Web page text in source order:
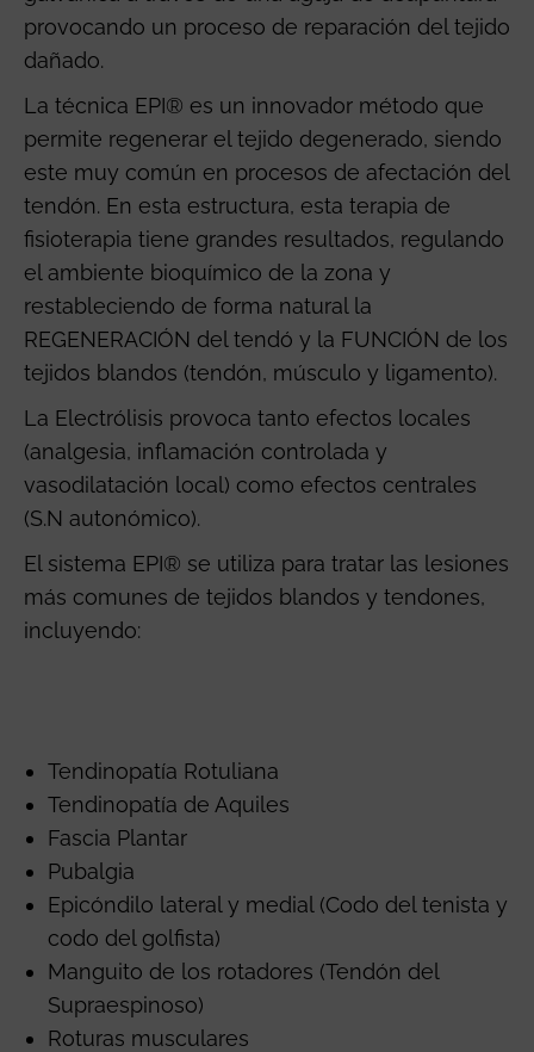
provocando un proceso de reparación del tejido
dañado.
La técnica EPI® es un innovador método que
permite regenerar el tejido degenerado, siendo
este muy común en procesos de afectación del
tendón. En esta estructura, esta terapia de
fisioterapia tiene grandes resultados, regulando
el ambiente bioquímico de la zona y
restableciendo de forma natural la
REGENERACIÓN del tendó y la FUNCIÓN de los
tejidos blandos (tendón, músculo y ligamento).
La Electrólisis provoca tanto efectos locales
(analgesia, inflamación controlada y
vasodilatación local) como efectos centrales
(S.N autonómico).
El sistema EPI® se utiliza para tratar las lesiones
más comunes de tejidos blandos y tendones,
incluyendo:
Tendinopatía Rotuliana
Tendinopatía de Aquiles
Fascia Plantar
Pubalgia
Epicóndilo lateral y medial (Codo del tenista y
codo del golfista)
Manguito de los rotadores (Tendón del
Supraespinoso)
Roturas musculares